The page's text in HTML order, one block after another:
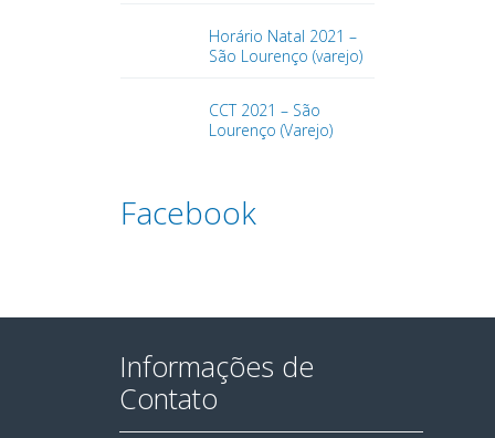
Horário Natal 2021 –
São Lourenço (varejo)
CCT 2021 – São
Lourenço (Varejo)
Facebook
Informações de
Contato